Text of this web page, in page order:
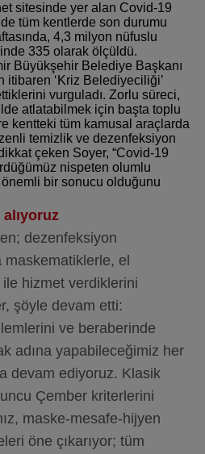
sitesinde yer alan Covid-19
tüm kentlerde son durumu
4,3 milyon nüfuslu
335 olarak ölçüldü.
Büyükşehir Belediye Başkanı
itibaren ‘Kriz Belediyeciliği’
vurguladı. Zorlu süreci,
atlatabilmek için başta toplu
kentteki tüm kamusal araçlarda
temizlik ve dezenfeksiyon
çeken Soyer, “Covid-19
nispeten olumlu
önemli bir sonucu olduğunu
dezenfeksiyon
maskematiklerle, el
hizmet verdiklerini
şöyle devam etti:
ve beraberinde
adına yapabileceğimiz her
devam ediyoruz. Klasik
Çember kriterlerini
maske-mesafe-hijyen
öne çıkarıyor; tüm